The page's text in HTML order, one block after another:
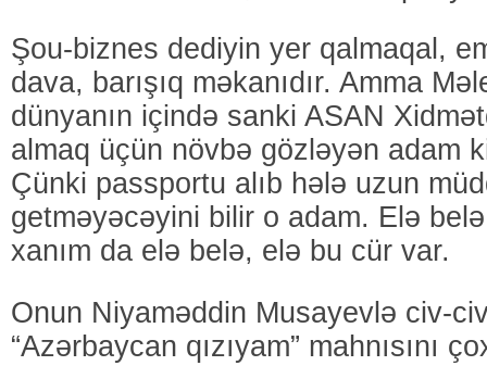
Şou-biznes dediyin yer qalmaqal,
dava, barışıq məkanıdır. Amma
dünyanın içində sanki ASAN
almaq üçün növbə gözləyən adam
Çünki passportu alıb hələ uzun
getməyəcəyini bilir o adam. Elə
xanım da elə belə, elə bu cür var.
Onun Niyaməddin Musayevlə civ-
“Azərbaycan qızıyam” mahnısını